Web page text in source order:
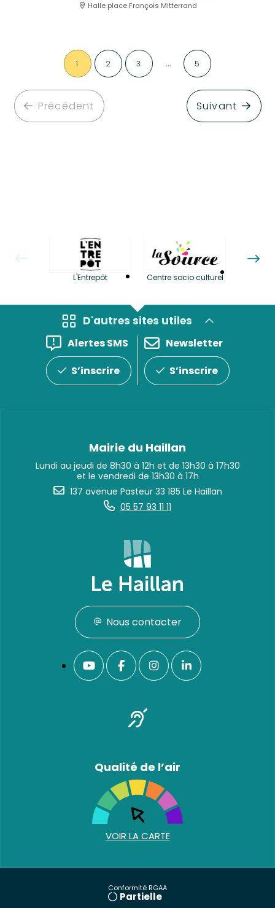
Halle place François Mitterrand
Précédent
1 2 3 … 5
Suivant
L'Entrepôt Centre socio culturel
D'autres sites utiles
Alertes SMS
S’inscrire
Newsletter
S’inscrire
Mairie du Haillan
Lundi au jeudi de 8h30 à 12h et de 13h30 à 17h30
et le vendredi de 13h30 à 17h
137 avenue Pasteur 33 185 Le Haillan
05 57 93 11 11
Nous contacter
Qualité de l’air
VOIR LA CARTE
Conformité RGAA
Partielle